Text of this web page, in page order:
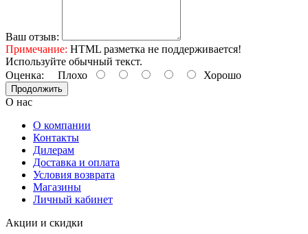
Ваш отзыв:
Примечание: HTML разметка не поддерживается!
Используйте обычный текст.
Оценка: Плохо Хорошо
Продолжить
О нас
О компании
Контакты
Дилерам
Доставка и оплата
Условия возврата
Магазины
Личный кабинет
Акции и скидки